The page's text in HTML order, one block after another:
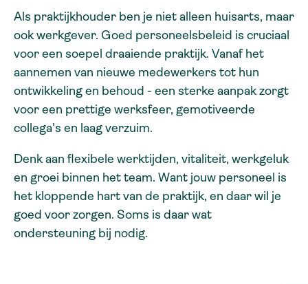
Als praktijkhouder ben je niet alleen huisarts, maar
ook werkgever. Goed personeelsbeleid is cruciaal
voor een soepel draaiende praktijk. Vanaf het
aannemen van nieuwe medewerkers tot hun
ontwikkeling en behoud - een sterke aanpak zorgt
voor een prettige werksfeer, gemotiveerde
collega's en laag verzuim.
Denk aan flexibele werktijden, vitaliteit, werkgeluk
en groei binnen het team. Want jouw personeel is
het kloppende hart van de praktijk, en daar wil je
goed voor zorgen. Soms is daar wat
ondersteuning bij nodig.